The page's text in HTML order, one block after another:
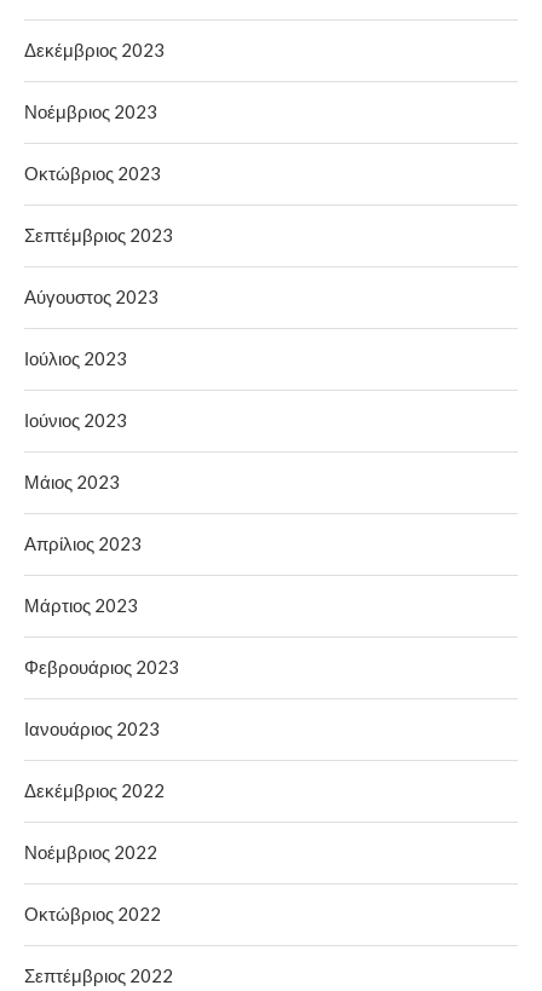
Δεκέμβριος 2023
Νοέμβριος 2023
Οκτώβριος 2023
Σεπτέμβριος 2023
Αύγουστος 2023
Ιούλιος 2023
Ιούνιος 2023
Μάιος 2023
Απρίλιος 2023
Μάρτιος 2023
Φεβρουάριος 2023
Ιανουάριος 2023
Δεκέμβριος 2022
Νοέμβριος 2022
Οκτώβριος 2022
Σεπτέμβριος 2022